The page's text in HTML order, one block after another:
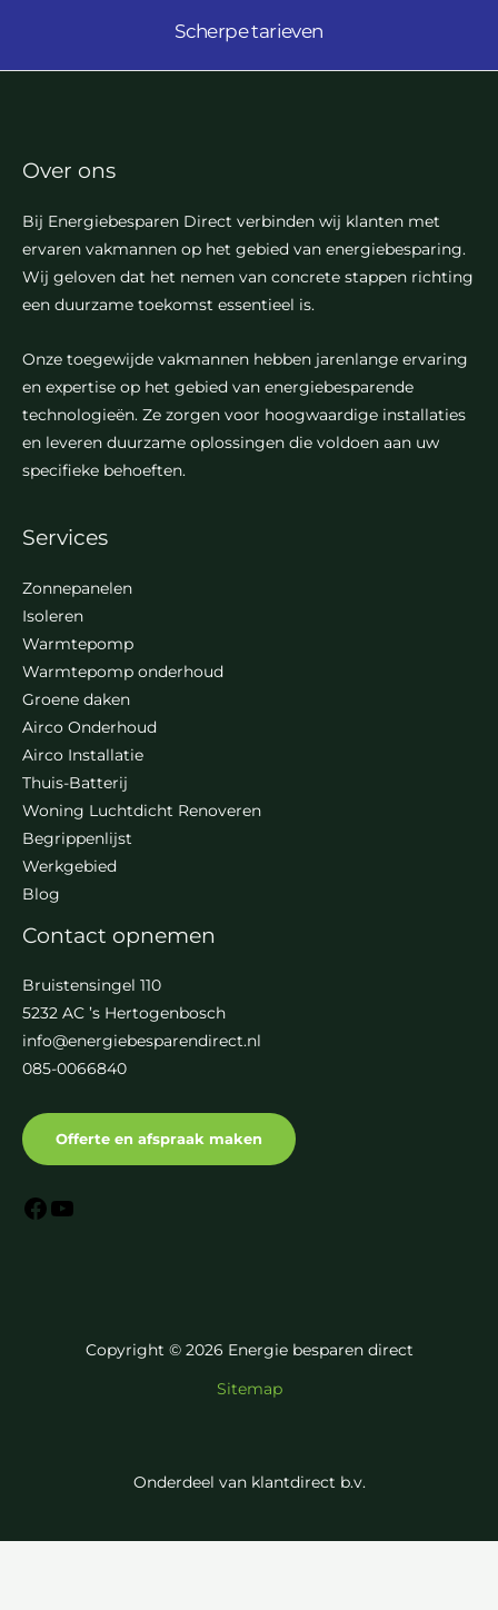
Scherpe tarieven
Over ons
Bij Energiebesparen Direct verbinden wij klanten met
ervaren vakmannen op het gebied van energiebesparing.
Wij geloven dat het nemen van concrete stappen richting
een duurzame toekomst essentieel is.
Onze toegewijde vakmannen hebben jarenlange ervaring
en expertise op het gebied van energiebesparende
technologieën. Ze zorgen voor hoogwaardige installaties
en leveren duurzame oplossingen die voldoen aan uw
specifieke behoeften.
Services
Zonnepanelen
Isoleren
Warmtepomp
Warmtepomp onderhoud
Groene daken
Airco Onderhoud
Airco Installatie
Thuis-Batterij
Woning Luchtdicht Renoveren
Begrippenlijst
Werkgebied
Blog
Contact opnemen
Bruistensingel 110
5232 AC ’s Hertogenbosch
info@energiebesparendirect.nl
085-0066840
Offerte en afspraak maken
Copyright © 2026 Energie besparen direct
Sitemap
Onderdeel van klantdirect b.v.